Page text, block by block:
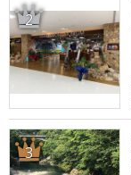
2
3